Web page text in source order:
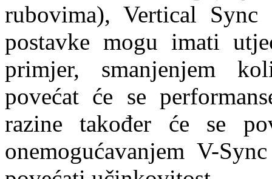
rubovima), Vertical
postavke mogu imati
primjer, smanjenjem
povećat će se
razine također će se
onemogućavanjem V-